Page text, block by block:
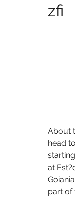
zfi
About
head
at
part of